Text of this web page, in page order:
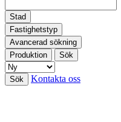
Stad
Fastighetstyp
Avancerad sökning
Produktion
Sök
Sök Kontakta oss